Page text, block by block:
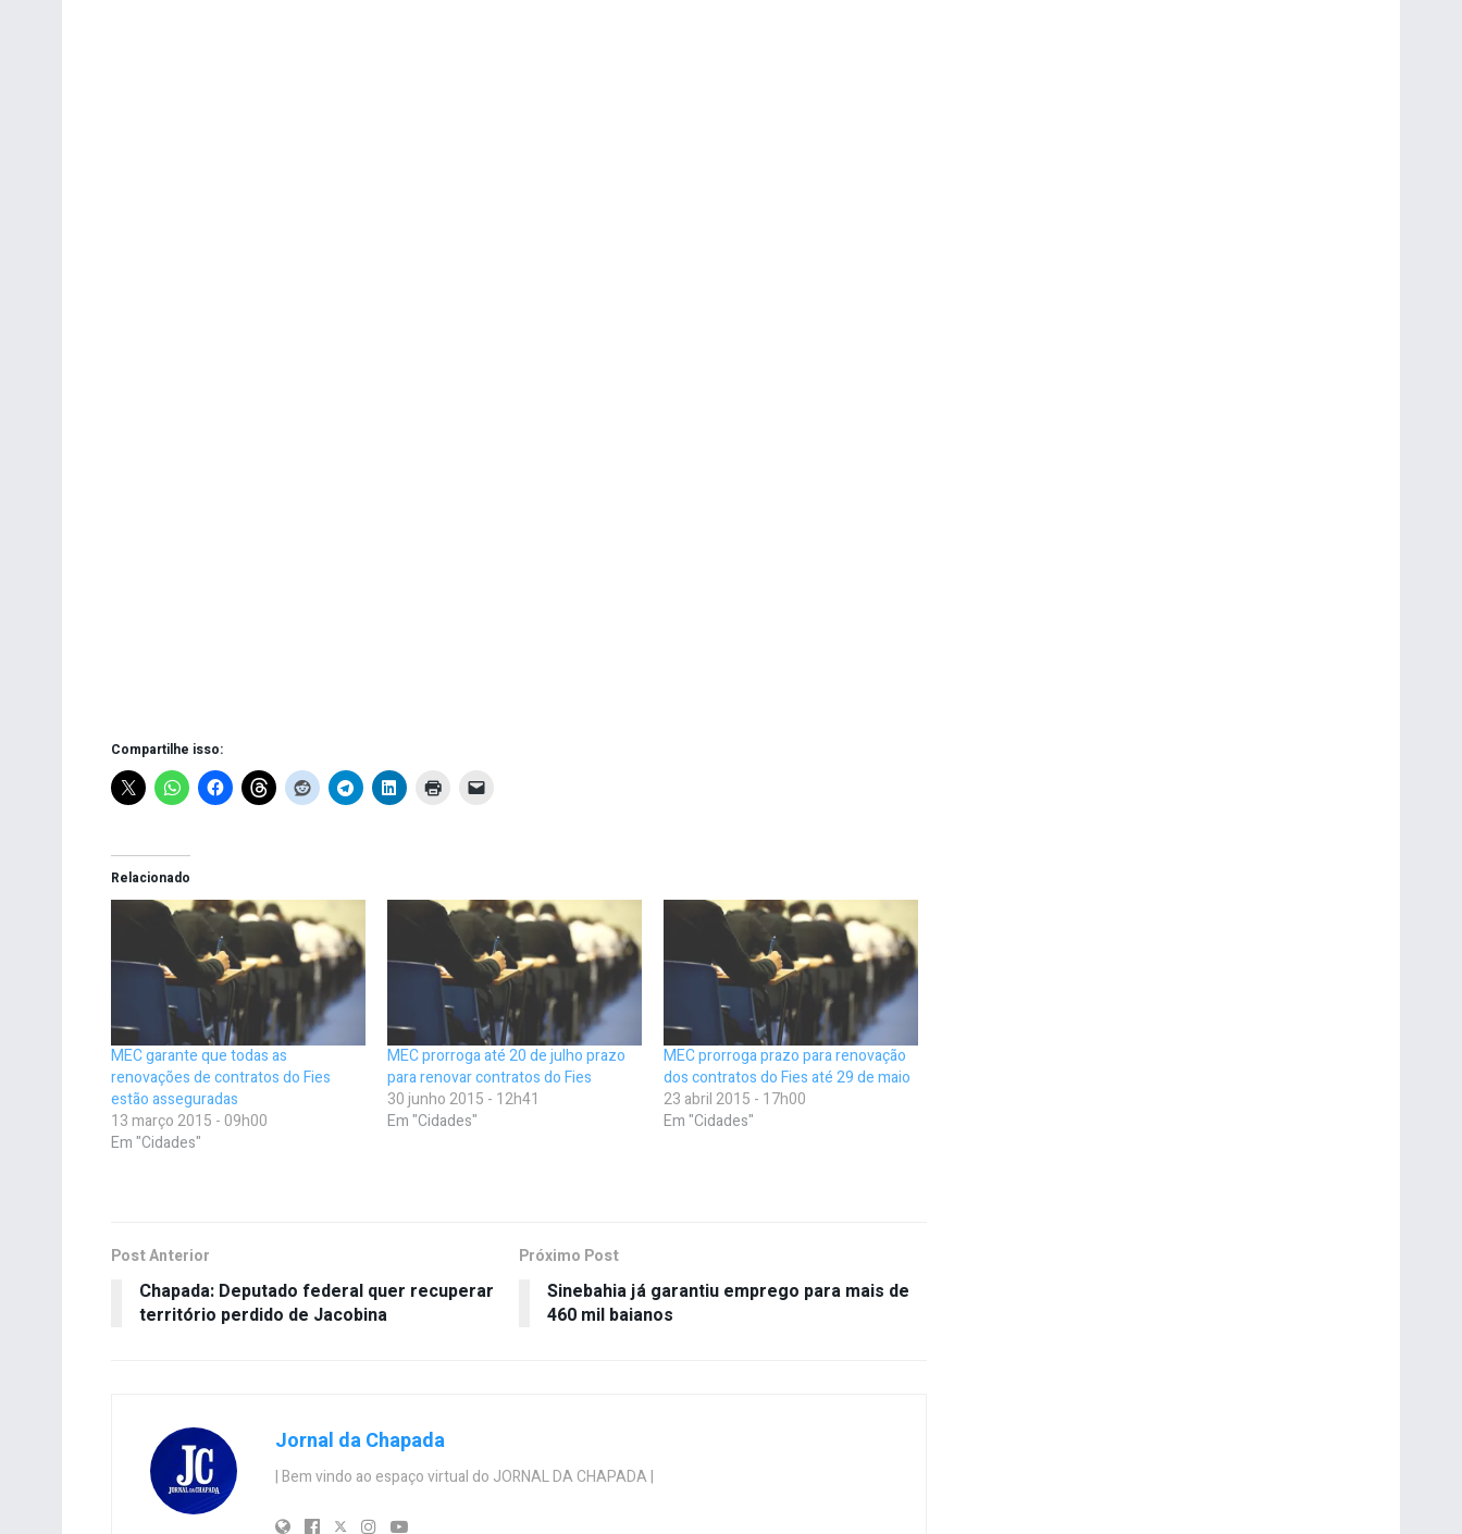
Compartilhe isso:
Relacionado
MEC garante que todas as
renovações de contratos do Fies
estão asseguradas
13 março 2015 - 09h00
Em "Cidades"
MEC prorroga até 20 de julho prazo
para renovar contratos do Fies
30 junho 2015 - 12h41
Em "Cidades"
MEC prorroga prazo para renovação
dos contratos do Fies até 29 de maio
23 abril 2015 - 17h00
Em "Cidades"
Post Anterior
Chapada: Deputado federal quer recuperar
território perdido de Jacobina
Próximo Post
Sinebahia já garantiu emprego para mais de
460 mil baianos
Jornal da Chapada
| Bem vindo ao espaço virtual do JORNAL DA CHAPADA |